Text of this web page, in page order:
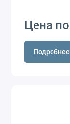
Цена
Подробнее